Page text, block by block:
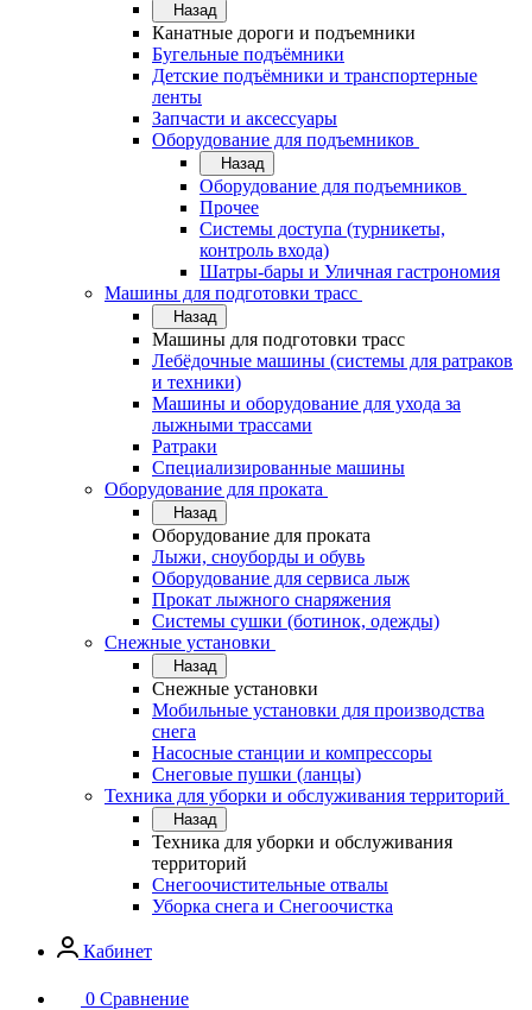
Назад
Канатные дороги и подъемники
Бугельные подъёмники
Детские подъёмники и транспортерные
ленты
Запчасти и аксессуары
Оборудование для подъемников
Назад
Оборудование для подъемников
Прочее
Системы доступа (турникеты,
контроль входа)
Шатры-бары и Уличная гастрономия
Машины для подготовки трасс
Назад
Машины для подготовки трасс
Лебёдочные машины (системы для ратраков
и техники)
Машины и оборудование для ухода за
лыжными трассами
Ратраки
Специализированные машины
Оборудование для проката
Назад
Оборудование для проката
Лыжи, сноуборды и обувь
Оборудование для сервисa лыж
Прокат лыжного снаряжения
Системы сушки (ботинок, одежды)
Снежные установки
Назад
Снежные установки
Мобильные установки для производства
снега
Насосные станции и компрессоры
Снеговые пушки (ланцы)
Техника для уборки и обслуживания территорий
Назад
Техника для уборки и обслуживания
территорий
Снегоочистительные отвалы
Уборка снега и Снегоочистка
Кабинет
0 Сравнение